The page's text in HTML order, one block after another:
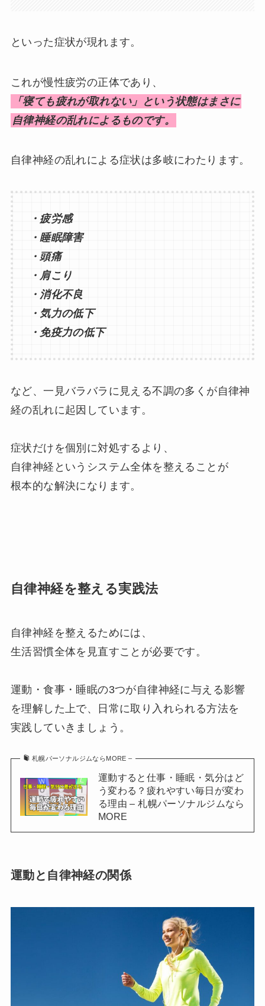
といった症状が現れます。
これが慢性疲労の正体であり、
「寝ても疲れが取れない」という状態はまさに
自律神経の乱れによるものです。
自律神経の乱れによる症状は多岐にわたります。
・疲労感
・睡眠障害
・頭痛
・肩こり
・消化不良
・気力の低下
・免疫力の低下
など、一見バラバラに見える不調の多くが自律神
経の乱れに起因しています。
症状だけを個別に対処するより、
自律神経というシステム全体を整えることが
根本的な解決になります。
自律神経を整える実践法
自律神経を整えるためには、
生活習慣全体を見直すことが必要です。
運動・食事・睡眠の3つが自律神経に与える影響
を理解した上で、日常に取り入れられる方法を
実践していきましょう。
札幌パーソナルジムならMORE –
運動すると仕事・睡眠・気分はど
う変わる？疲れやすい毎日が変わ
る理由 – 札幌パーソナルジムなら
MORE
運動と自律神経の関係